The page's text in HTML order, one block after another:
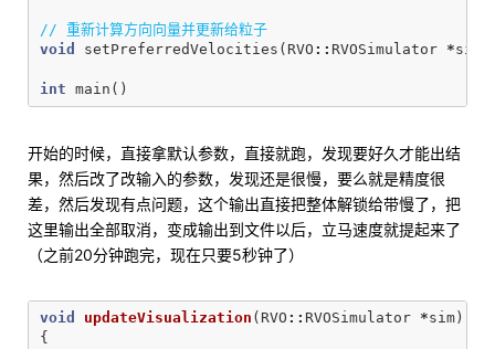
// 重新计算方向向量并更新给粒子
void
setPreferredVelocities ( RVO :: RVOSimulator *sim
int main ()
开始的时候，直接拿默认参数，直接就跑，发现要好久才能出结
果，然后改了改输入的参数，发现还是很慢，要么就是精度很
差，然后发现有点问题，这个输出直接把整体解锁给带慢了，把
这里输出全部取消，变成输出到文件以后，立马速度就提起来了
（之前20分钟跑完，现在只要5秒钟了）
void updateVisualization ( RVO :: RVOSimulator *sim )
{